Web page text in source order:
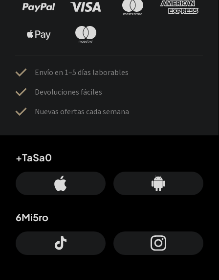
Envío en 1–5 días laborables
Devoluciones fáciles
Nuevas ofertas cada semana
+TaSa0
6Mi5ro